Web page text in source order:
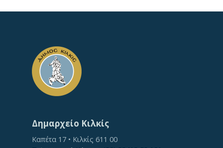
Δημαρχείο Κιλκίς
Καπέτα 17 • Κιλκίς 611 00